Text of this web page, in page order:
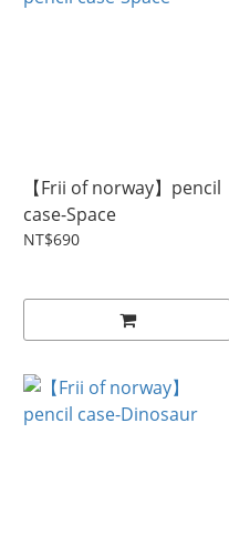
【Frii of norway】pencil
case-Space
NT$690